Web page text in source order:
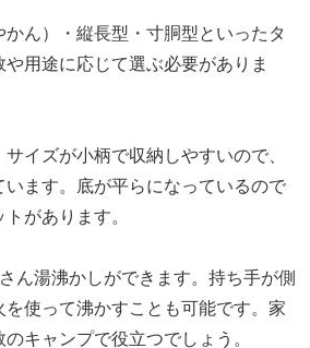
ん）・縦長型・寸胴型といったタ
用途に応じて選ぶ必要がありま
イズが小柄で収納しやすいので、
います。底が平らになっているので
があります。
ん湯沸かしができます。持ち手が側
使って沸かすことも可能です。家
キャンプで役立つでしょう。